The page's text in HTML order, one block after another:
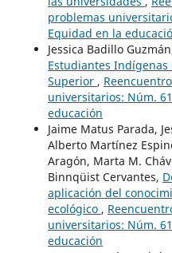
problemas
Equidad en la
Jessica Badillo
Estudiantes
Superior ,
universitarios: Núm.
educación
Jaime Matus Parada,
Alberto Martínez
Aragón, Marta M.
Binnqüist Cervantes,
aplicación del
ecológico ,
universitarios: Núm.
educación